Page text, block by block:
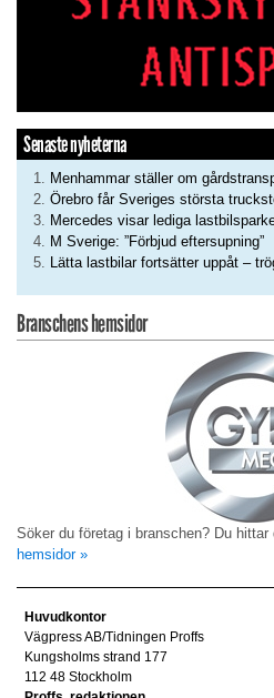
Senaste nyheterna
Menhammar ställer om
Örebro får Sveriges största
Mercedes visar lediga
M Sverige: ”Förbjud eftersupning”
Lätta lastbilar fortsätter uppåt –
Branschens hemsidor
Söker du företag i branschen? Du hittar
hemsidor »
Huvudkontor
Vägpress AB/Tidningen Proffs
Kungsholms strand 177
112 48 Stockholm